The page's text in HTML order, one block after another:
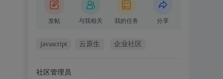
发帖 与我相关 我的任务 分享
javascript 云原生 企业社区
社区管理员